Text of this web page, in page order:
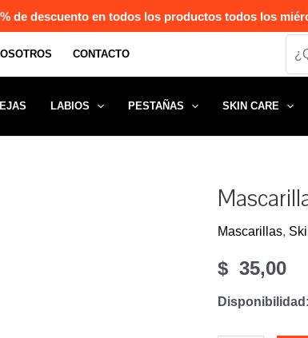
de descuento en todos los productos todos los
CONTACTO
LABIOS PESTAÑAS SKIN CARE
Mascarillas,
$ 35,00
Disponibilidad: